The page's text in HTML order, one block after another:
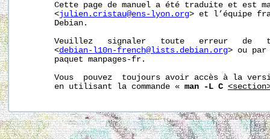
Cette page de manuel a été traduite et est
       <
julien.cristau@ens-lyon.org> et l’équipe
       Debian.
Veuillez   signaler   toute   erreur   de
       <
debian-l10n-french@lists.debian.org> ou par
       paquet manpages-fr.
Vous  pouvez  toujours avoir accès à la
       en utilisant la commande «
man -L C